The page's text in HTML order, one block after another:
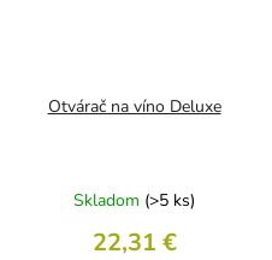
Otvárač na víno Deluxe
Skladom (>5 ks)
22,31 €